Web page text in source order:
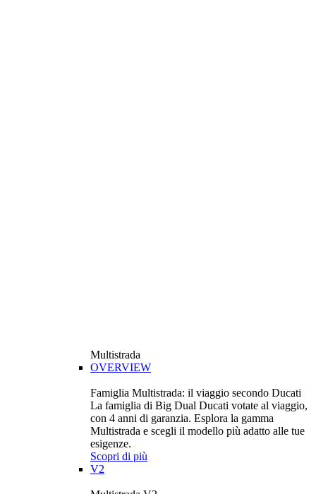
Multistrada
OVERVIEW
Famiglia Multistrada: il viaggio secondo Ducati
La famiglia di Big Dual Ducati votate al viaggio,
con 4 anni di garanzia. Esplora la gamma
Multistrada e scegli il modello più adatto alle tue
esigenze.
Scopri di più
V2